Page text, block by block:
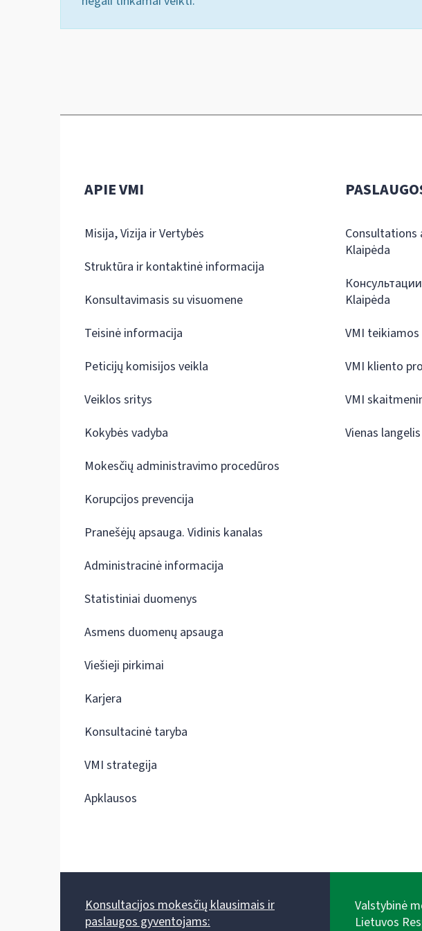
APIE VMI
Misija, Vizija ir Vertybės
Struktūra ir kontaktinė informacija
Konsultavimasis su visuomene
Teisinė informacija
Peticijų komisijos veikla
Veiklos sritys
Kokybės vadyba
Mokesčių administravimo procedūros
Korupcijos prevencija
Pranešėjų apsauga. Vidinis kanalas
Administracinė informacija
Statistiniai duomenys
Asmens duomenų apsauga
Viešieji pirkimai
Karjera
Konsultacinė taryba
VMI strategija
Apklausos
Consultations
Klaipėda
Klaipėda
VMI
VMI kliento
VMI
Vienas
Konsultacijos mokesčių klausimais ir
paslaugos gyventojams:
Valstybinė
Lietuvos